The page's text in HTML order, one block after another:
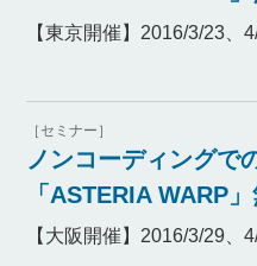
【東京開催】2016/3/23、
［セミナー］
ノンコーディングで
「ASTERIA WARP
【大阪開催】2016/3/29、